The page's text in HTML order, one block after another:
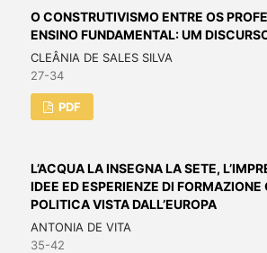
O CONSTRUTIVISMO ENTRE OS
ENSINO FUNDAMENTAL: UM
CLEÂNIA DE SALES SILVA
27-34
PDF
L’ACQUA LA INSEGNA LA SETE,
IDEE ED ESPERIENZE DI
POLITICA VISTA DALL’EUROPA
ANTONIA DE VITA
35-42